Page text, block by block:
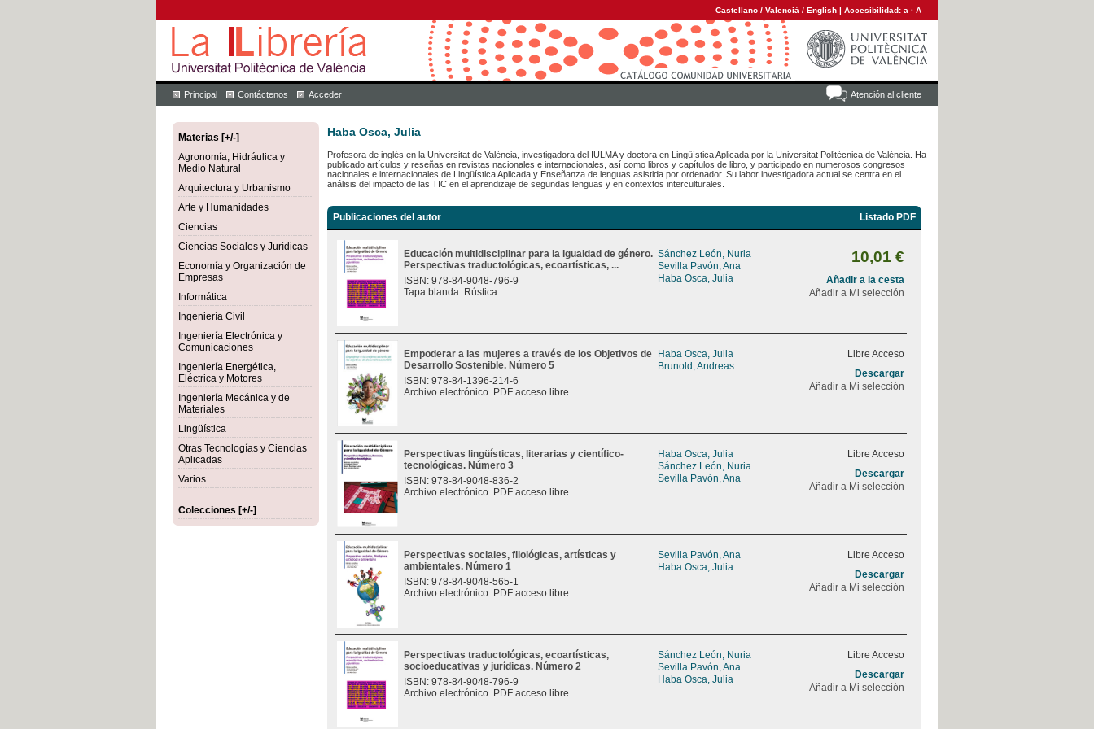
Castellano / Valencià / English | Accesibilidad: a · A
Atención al cliente
Principal Contáctenos Acceder
Materias [+/-]
Agronomía, Hidráulica y
Medio Natural
Arquitectura y Urbanismo
Arte y Humanidades
Ciencias
Ciencias Sociales y Jurídicas
Economía y Organización de
Empresas
Informática
Ingeniería Civil
Ingeniería Electrónica y
Comunicaciones
Ingeniería Energética,
Eléctrica y Motores
Ingeniería Mecánica y de
Materiales
Lingüística
Otras Tecnologías y Ciencias
Aplicadas
Varios
Colecciones [+/-]
Haba Osca, Julia
Profesora de inglés en la Universitat de València, investigadora del IULMA y doctora en Lingüística Aplicada por la Universitat Politècnica de València. Ha
publicado artículos y reseñas en revistas nacionales e internacionales, así como libros y capítulos de libro, y participado en numerosos congresos
nacionales e internacionales de Lingüística Aplicada y Enseñanza de lenguas asistida por ordenador. Su labor investigadora actual se centra en el
análisis del impacto de las TIC en el aprendizaje de segundas lenguas y en contextos interculturales.
Publicaciones del autor Listado PDF
Educación multidisciplinar para la igualdad de género.
Perspectivas traductológicas, ecoartísticas, ...
ISBN: 978-84-9048-796-9
Tapa blanda. Rústica
Sánchez León, Nuria
Sevilla Pavón, Ana
Haba Osca, Julia
10,01 €
Añadir a la cesta
Añadir a Mi selección
Empoderar a las mujeres a través de los Objetivos de
Desarrollo Sostenible. Número 5
ISBN: 978-84-1396-214-6
Archivo electrónico. PDF acceso libre
Haba Osca, Julia
Brunold, Andreas
Libre Acceso
Descargar
Añadir a Mi selección
Perspectivas lingüísticas, literarias y científico-
tecnológicas. Número 3
ISBN: 978-84-9048-836-2
Archivo electrónico. PDF acceso libre
Haba Osca, Julia
Sánchez León, Nuria
Sevilla Pavón, Ana
Libre Acceso
Descargar
Añadir a Mi selección
Perspectivas sociales, filológicas, artísticas y
ambientales. Número 1
ISBN: 978-84-9048-565-1
Archivo electrónico. PDF acceso libre
Sevilla Pavón, Ana
Haba Osca, Julia
Libre Acceso
Descargar
Añadir a Mi selección
Perspectivas traductológicas, ecoartísticas,
socioeducativas y jurídicas. Número 2
ISBN: 978-84-9048-796-9
Archivo electrónico. PDF acceso libre
Sánchez León, Nuria
Sevilla Pavón, Ana
Haba Osca, Julia
Libre Acceso
Descargar
Añadir a Mi selección